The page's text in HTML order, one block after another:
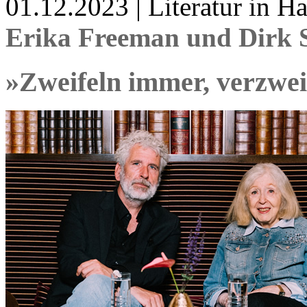
01.12.2023 | Literatur in
Erika Freeman und Dirk
»Zweifeln immer,